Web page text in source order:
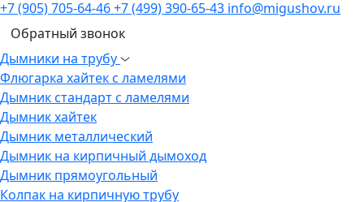
+7 (905) 705-64-46+7 (499) 390-65-43 info@migushov.ru
Обратный звонок
Дымники на трубу
Флюгарка хайтек с ламелями
Дымник стандарт с ламелями
Дымник хайтек
Дымник металлический
Дымник на кирпичный дымоход
Дымник прямоугольный
Колпак на кирпичную трубу